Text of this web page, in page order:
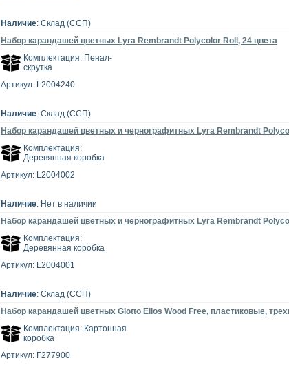
Наличие: Склад (ССП)
Набор карандашей цветных Lyra Rembrandt Polycolor Roll, 24 цвета
Комплектация: Пенал-
скрутка
Артикул: L2004240
Наличие: Склад (ССП)
Набор карандашей цветных и чернографитных Lyra Rembrandt
Комплектация:
Деревянная коробка
Артикул: L2004002
Наличие: Нет в наличии
Набор карандашей цветных и чернографитных Lyra Rembrandt
Комплектация:
Деревянная коробка
Артикул: L2004001
Наличие: Склад (ССП)
Набор карандашей цветных Giotto Elios Wood Free, пластиковые,
Комплектация: Картонная
коробка
Артикул: F277900